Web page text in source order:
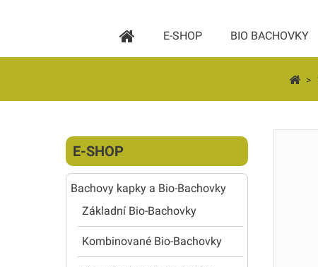
E-SHOP BIO BACHOVKY
>
E-SHOP
Bachovy kapky a Bio-Bachovky
Základní Bio-Bachovky
Kombinované Bio-Bachovky